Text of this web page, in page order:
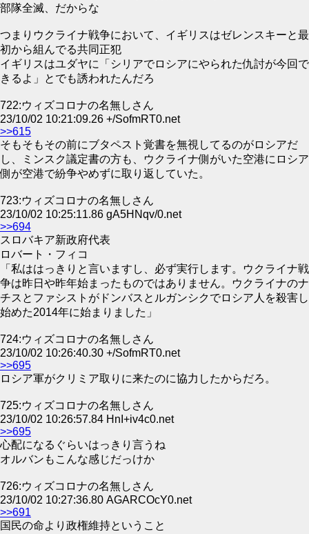
部隊全滅、だからな
つまりウクライナ戦争において、イギリスはゼレンスキーと最
初から組んでる共同正犯
イギリスはユダヤに「シリアでロシアにやられた仇討が今回で
きるよ」とでも誘われたんだろ
722:ウィズコロナの名無しさん
23/10/02 10:21:09.26 +/SofmRT0.net
>>615
そもそもその前にブタペスト覚書を無視してるのがロシアだ
し、ミンスク議定書の方も、ウクライナ側がいた空港にロシア
側が空港で紛争やめずに取り返していた。
723:ウィズコロナの名無しさん
23/10/02 10:25:11.86 gA5HNqv/0.net
>>694
スロバキア新政府代表
ロバート・フィコ
「私ははっきりと言いますし、必ず実行します。ウクライナ戦
争は昨日や昨年始まったものではありません。ウクライナのナ
チスとファシストがドンバスとルガンシクでロシア人を殺害し
始めた2014年に始まりました」
724:ウィズコロナの名無しさん
23/10/02 10:26:40.30 +/SofmRT0.net
>>695
ロシア軍がクリミア取りに来たのに協力したからだろ。
725:ウィズコロナの名無しさん
23/10/02 10:26:57.84 HnI+iv4c0.net
>>695
心配になるぐらいはっきり言うね
オルバンもこんな感じだっけか
726:ウィズコロナの名無しさん
23/10/02 10:27:36.80 AGARCOcY0.net
>>691
国民の命より政権維持ということ